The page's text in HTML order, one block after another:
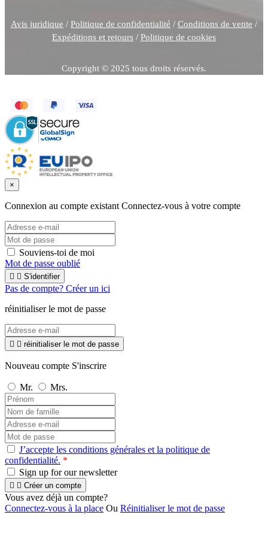
Avis juridique / Politique de confidentialité / Conditions de vente /
Expéditions et retours / Politique de cookies
Copyright © 2025 tous droits réservés.
×
Connexion au compte existant Connectez-vous à votre compte
Souviens-toi de moi
Mot de passe oublié
  S'identifier
Pas de compte? Créer un ici
réinitialiser le mot de passe
  réinitialiser le mot de passe
Nouveau compte S'inscrire
Mr. Mrs.
J’accepte les conditions générales et la politique de
confidentialité. *
Sign up for our newsletter
  Créer un compte
Vous avez déjà un compte?
Connectez-vous à la place Ou Réinitialiser le mot de passe